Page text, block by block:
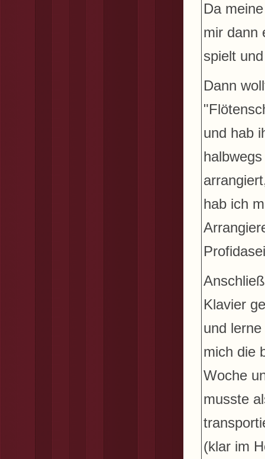
Da
mir dann
spielt
Dann
und hab
hab ich
Klavier
und
mich die
Woche
musste
(klar im